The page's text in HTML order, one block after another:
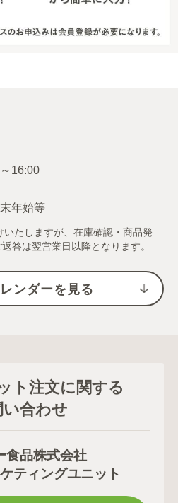
年始等
たしますが、在庫確認・商品発
答は翌営業日以降となります。
ンダーを見る
ト注文に関する
い合わせ
食品株式会社
ティングユニット